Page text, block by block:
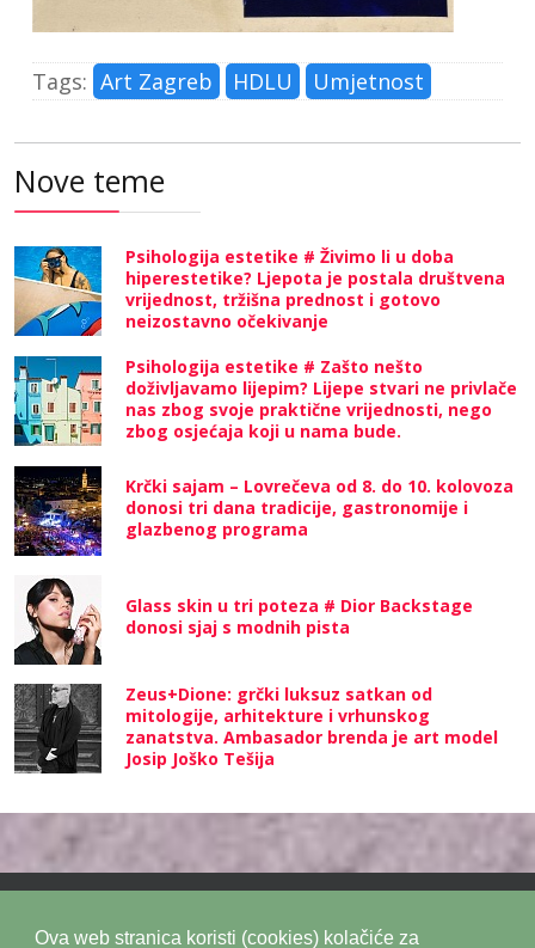
Ova web stranica koristi (cookies) kolačiće za
Tags: Art Zagreb HDLU Umjetnost
Nove teme
Psihologija estetike # Živimo li u doba
hiperestetike? Ljepota je postala društvena
vrijednost, tržišna prednost i gotovo
neizostavno očekivanje
Psihologija estetike # Zašto nešto
doživljavamo lijepim? Lijepe stvari ne privlače
nas zbog svoje praktične vrijednosti, nego
zbog osjećaja koji u nama bude.
Krčki sajam – Lovrečeva od 8. do 10. kolovoza
donosi tri dana tradicije, gastronomije i
glazbenog programa
Glass skin u tri poteza # Dior Backstage
donosi sjaj s modnih pista
Zeus+Dione: grčki luksuz satkan od
mitologije, arhitekture i vrhunskog
zanatstva. Ambasador brenda je art model
Josip Joško Tešija